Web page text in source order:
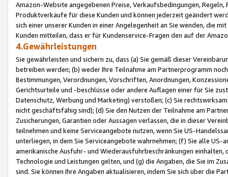
Amazon-Website angegebenen Preise, Verkaufsbedingungen,
Produktverkäufe für diese Kunden und können jederzeit geändert
sich einer unserer Kunden in einer Angelegenheit an Sie wenden, die
Kunden mitteilen, dass er für Kundenservice-Fragen den auf der
4.Gewährleistungen
Sie gewährleisten und sichern zu, dass (a) Sie gemäß dieser
betreiben werden; (b) weder Ihre Teilnahme am Partnerprogramm
Bestimmungen, Verordnungen, Vorschriften, Anordnungen,
Gerichtsurteile und -beschlüsse oder andere Auflagen einer für Sie
Datenschutz, Werbung und Marketing) verstoßen; (c) Sie
nicht geschäftsfähig sind); (d) Sie den Nutzen der Teilnahme am
Zusicherungen, Garantien oder Aussagen verlassen, die in dieser
teilnehmen und keine Serviceangebote nutzen, wenn Sie US-
unterliegen, in dem Sie Serviceangebote wahrnehmen; (f) Sie alle
amerikanische Ausfuhr- und Wiederausfuhrbeschränkungen
Technologie und Leistungen gelten, und (g) die Angaben, die Sie im
sind. Sie können Ihre Angaben aktualisieren, indem Sie sich über die